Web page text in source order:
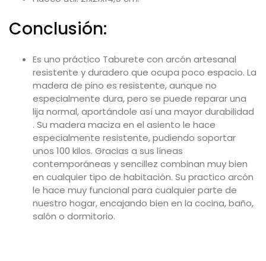
Conclusión:
Es uno práctico Taburete con arcón artesanal
resistente y duradero que ocupa poco espacio. La
madera de pino es resistente, aunque no
especialmente dura, pero se puede reparar una
lija normal, aportándole así una mayor durabilidad
. Su madera maciza en el asiento le hace
especialmente resistente, pudiendo soportar
unos 100 kilos. Gracias a sus líneas
contemporáneas y sencillez combinan muy bien
en cualquier tipo de habitación. Su practico arcón
le hace muy funcional para cualquier parte de
nuestro hogar, encajando bien en la cocina, baño,
salón o dormitorio.